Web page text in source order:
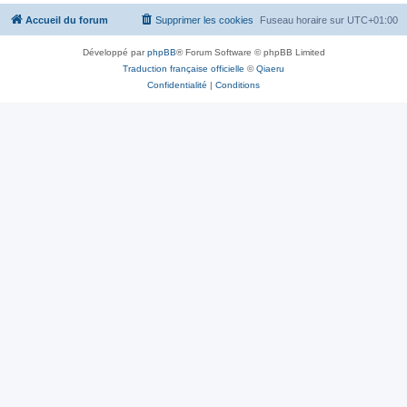
Accueil du forum Fuseau horaire sur UTC+01:00
Supprimer les cookies
Développé parphpBB® Forum Software © phpBB Limited
Traduction française officielle ©Qiaeru
Confidentialité | Conditions